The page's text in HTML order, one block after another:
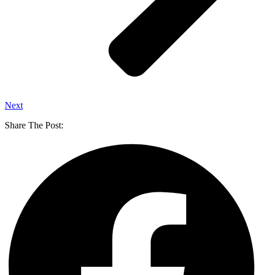
Next
Share The Post: